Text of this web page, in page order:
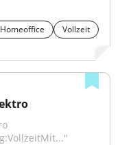
Homeoffice
Vollzeit